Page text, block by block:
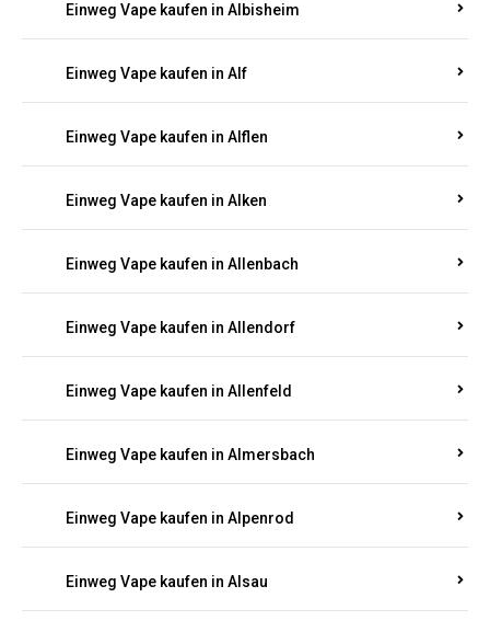
Einweg Vape kaufen in Albisheim
Einweg Vape kaufen in Alf
Einweg Vape kaufen in Alflen
Einweg Vape kaufen in Alken
Einweg Vape kaufen in Allenbach
Einweg Vape kaufen in Allendorf
Einweg Vape kaufen in Allenfeld
Einweg Vape kaufen in Almersbach
Einweg Vape kaufen in Alpenrod
Einweg Vape kaufen in Alsau